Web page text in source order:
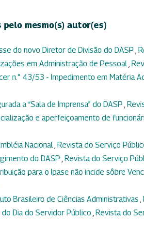
mesmo(s) autor(es)
do novo Diretor de Divisão do DASP
em Administração de Pessoal
n.° 43/53 - Impedimento em Matéria
a “Sala de Imprensa” do DASP
e aperfeiçoamento de
Nacional Revista do Serviço
do DASP Revista do Serviço
para o Ipase não incide sôbre
Brasileiro de Ciências Administrativas
do Dia do Servidor Público Revista do